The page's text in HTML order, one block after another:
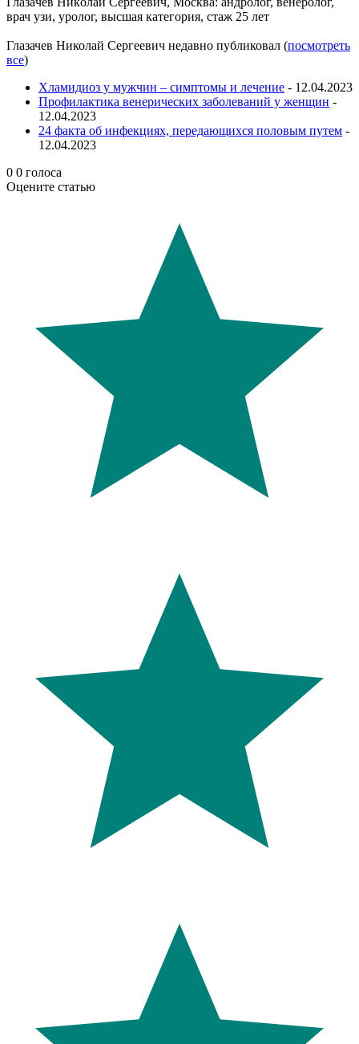
врач узи, уролог, высшая категория, стаж 25 лет
Глазачев Николай Сергеевич недавно публиковал (посмотреть
все)
Хламидиоз у мужчин – симптомы и лечение - 12.04.2023
Профилактика венерических заболеваний у женщин -
12.04.2023
24 факта об инфекциях, передающихся половым путем -
12.04.2023
0 0 голоса
Оцените статью